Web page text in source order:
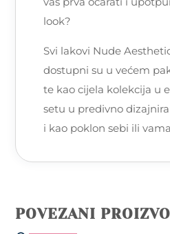
look?
Svi lakovi Nude
dostupni su u većem
te kao cijela kolekcija u
setu u predivno
i kao poklon sebi ili
POVEZANI